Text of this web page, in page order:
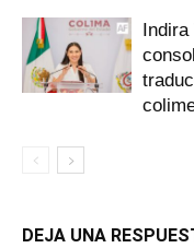
DEJA UNA